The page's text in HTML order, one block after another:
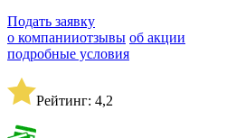
Подать заявку
о компанииотзывы об акции
подробные условия
Рейтинг: 4,2